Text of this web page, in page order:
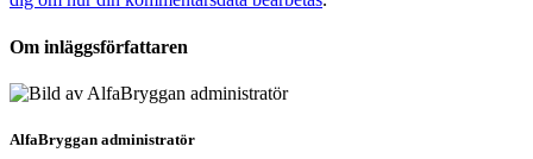
Om inläggsförfattaren
AlfaBryggan administratör